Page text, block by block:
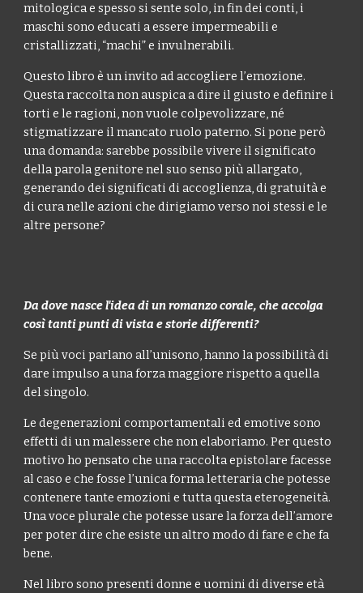
mitologica e spesso si sente solo, in fin dei conti, i
maschi sono educati a essere impermeabili e
cristallizzati, “machi” e invulnerabili.
Questo libro è un invito ad accogliere l’emozione.
Questa raccolta non auspica a dire il giusto e definire i
torti e le ragioni, non vuole colpevolizzare, né
stigmatizzare il mancato ruolo paterno. Si pone però
una domanda: sarebbe possibile vivere il significato
della parola genitore nel suo senso più allargato,
generando dei significati di accoglienza, di gratuità e
di cura nelle azioni che dirigiamo verso noi stessi e le
altre persone?
Da dove nasce l'idea di un romanzo corale, che accolga
così tanti punti di vista e storie differenti?
Se più voci parlano all’unisono, hanno la possibilità di
dare impulso a una forza maggiore rispetto a quella
del singolo.
Le degenerazioni comportamentali ed emotive sono
effetti di un malessere che non elaboriamo. Per questo
motivo ho pensato che una raccolta epistolare facesse
al caso e che fosse l’unica forma letteraria che potesse
contenere tante emozioni e tutta questa eterogeneità.
Una voce plurale che potesse usare la forza dell’amore
per poter dire che esiste un altro modo di fare e che fa
bene.
Nel libro sono presenti donne e uomini di diverse età